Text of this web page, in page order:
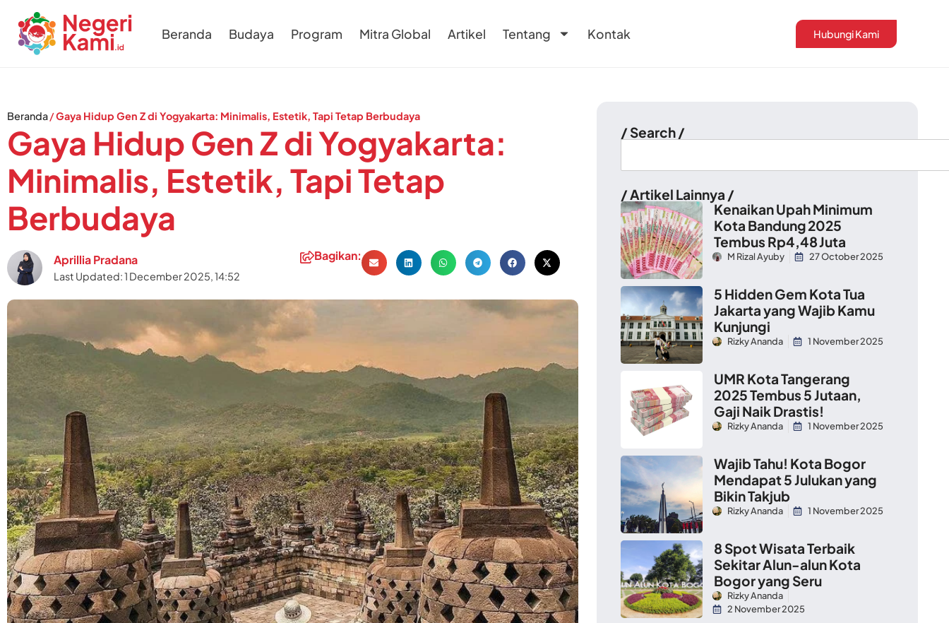
Beranda Budaya Program Mitra Global Artikel Tentang Kontak Hubungi Kami
Beranda/Gaya Hidup Gen Z di Yogyakarta: Minimalis, Estetik, Tapi Tetap Berbudaya
Gaya Hidup Gen Z di Yogyakarta:
Minimalis, Estetik, Tapi Tetap
Berbudaya
Aprillia Pradana
Last Updated: 1 December 2025, 14:52
Bagikan:
/ Search /
/ Artikel Lainnya /
Kenaikan Upah Minimum
Kota Bandung 2025
Tembus Rp4,48 Juta
M Rizal Ayuby 27 October 2025
5 Hidden Gem Kota Tua
Jakarta yang Wajib Kamu
Kunjungi
Rizky Ananda 1 November 2025
UMR Kota Tangerang
2025 Tembus 5 Jutaan,
Gaji Naik Drastis!
Rizky Ananda 1 November 2025
Wajib Tahu! Kota Bogor
Mendapat 5 Julukan yang
Bikin Takjub
Rizky Ananda 1 November 2025
8 Spot Wisata Terbaik
Sekitar Alun-alun Kota
Bogor yang Seru
Rizky Ananda
2 November 2025